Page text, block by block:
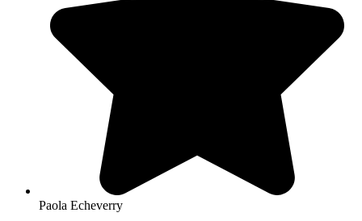
Paola Echeverry